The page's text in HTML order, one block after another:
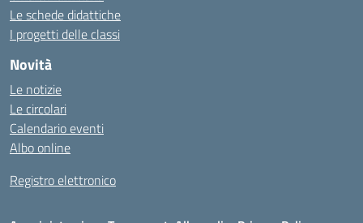
Le schede didattiche
I progetti delle classi
Novità
Le notizie
Le circolari
Calendario eventi
Albo online
Registro elettronico